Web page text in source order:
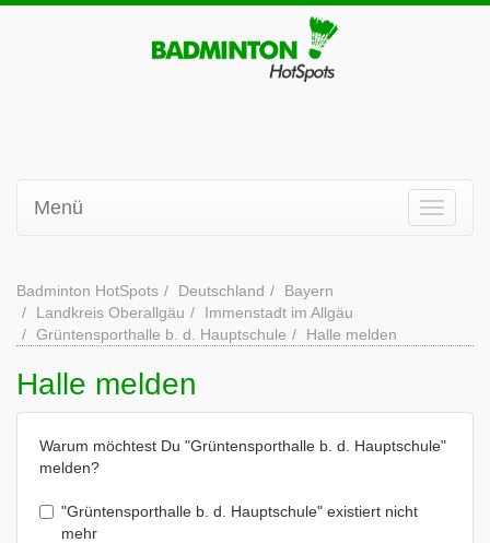
Menü
Badminton HotSpots Deutschland
Bayern
Landkreis Oberallgäu
Immenstadt im Allgäu
Grüntensporthalle b. d. Hauptschule
Halle melden
Halle melden
Warum möchtest Du "Grüntensporthalle b. d. Hauptschule"
melden?
"Grüntensporthalle b. d. Hauptschule" existiert nicht
mehr